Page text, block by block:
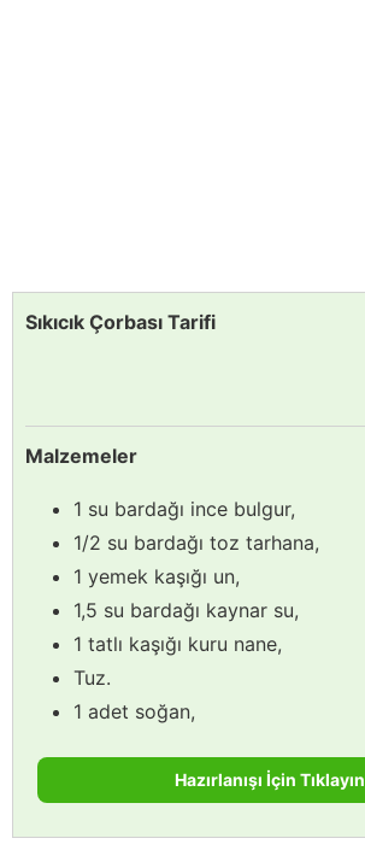
Sıkıcık Çorbası Tarifi
Malzemeler
1 su bardağı ince bulgur,
1/2 su bardağı toz tarhana,
1 yemek kaşığı un,
1,5 su bardağı kaynar su,
1 tatlı kaşığı kuru nane,
Tuz.
1 adet soğan,
Hazırlanışı İçin Tıklayın